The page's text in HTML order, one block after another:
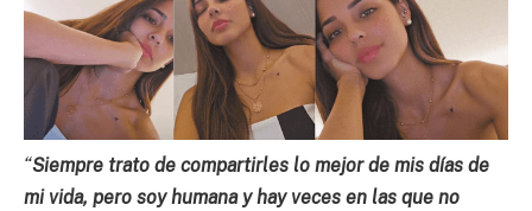
“Siempre trato de compartirles lo mejor de mis días de
mi vida, pero soy humana y hay veces en las que no